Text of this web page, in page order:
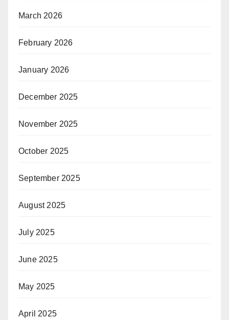
March 2026
February 2026
January 2026
December 2025
November 2025
October 2025
September 2025
August 2025
July 2025
June 2025
May 2025
April 2025